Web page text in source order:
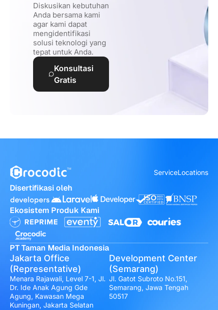
Diskusikan kebutuhan
Anda bersama kami
agar kami dapat
mengidentifikasi
solusi teknologi yang
tepat untuk Anda.
Konsultasi
Gratis
ServiceLocations
Disertifikasi oleh
Ekosistem Produk Kami
PT Taman Media Indonesia
Jakarta Office
(Representative)
Menara Rajawali, Level 7-1, Jl.
Dr. Ide Anak Agung Gde
Agung, Kawasan Mega
Kuningan, Jakarta Selatan
Development Center
(Semarang)
Jl. Gatot Subroto No.151,
Semarang, Jawa Tengah
50517